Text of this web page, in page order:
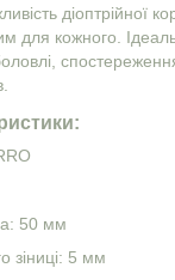
діоптрійної
для кожного.
50 мм
зіниці: 5 мм